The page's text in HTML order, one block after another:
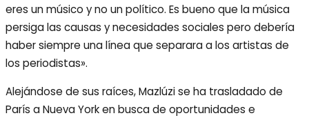
eres un músico y no un político. Es bueno que la música
persiga las causas y necesidades sociales pero debería
haber siempre una línea que separara a los artistas de
los periodistas».
Alejándose de sus raíces, Mazlúzi se ha trasladado de
París a Nueva York en busca de oportunidades e